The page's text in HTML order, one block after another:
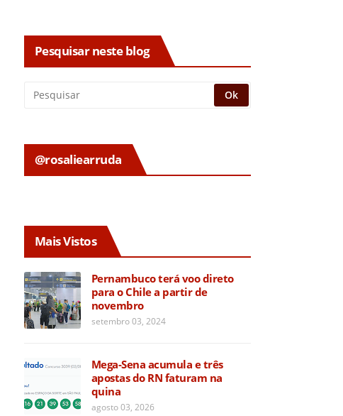
Pesquisar neste blog
@rosaliearruda
Mais Vistos
Pernambuco terá voo direto
para o Chile a partir de
novembro
setembro 03, 2024
Mega-Sena acumula e três
apostas do RN faturam na
quina
agosto 03, 2026